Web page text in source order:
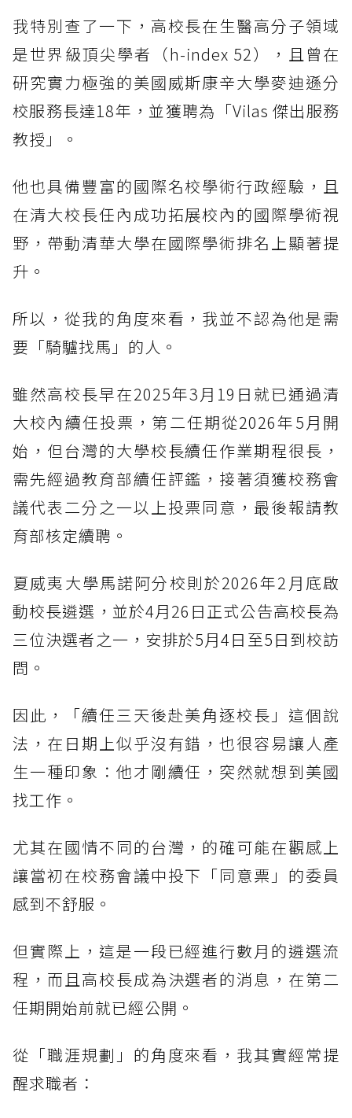
我特別查了一下，高校長在生醫高分子領域
是世界級頂尖學者（h-index 52），且曾在
研究實力極強的美國威斯康辛大學麥迪遜分
校服務長達18年，並獲聘為「Vilas 傑出服務
教授」。
他也具備豐富的國際名校學術行政經驗，且
在清大校長任內成功拓展校內的國際學術視
野，帶動清華大學在國際學術排名上顯著提
升。
所以，從我的角度來看，我並不認為他是需
要「騎驢找馬」的人。
雖然高校長早在2025年3月19日就已通過清
大校內續任投票，第二任期從2026年5月開
始，但台灣的大學校長續任作業期程很長，
需先經過教育部續任評鑑，接著須獲校務會
議代表二分之一以上投票同意，最後報請教
育部核定續聘。
夏威夷大學馬諾阿分校則於2026年2月底啟
動校長遴選，並於4月26日正式公告高校長為
三位決選者之一，安排於5月4日至5日到校訪
問。
因此，「續任三天後赴美角逐校長」這個說
法，在日期上似乎沒有錯，也很容易讓人產
生一種印象：他才剛續任，突然就想到美國
找工作。
尤其在國情不同的台灣，的確可能在觀感上
讓當初在校務會議中投下「同意票」的委員
感到不舒服。
但實際上，這是一段已經進行數月的遴選流
程，而且高校長成為決選者的消息，在第二
任期開始前就已經公開。
從「職涯規劃」的角度來看，我其實經常提
醒求職者：